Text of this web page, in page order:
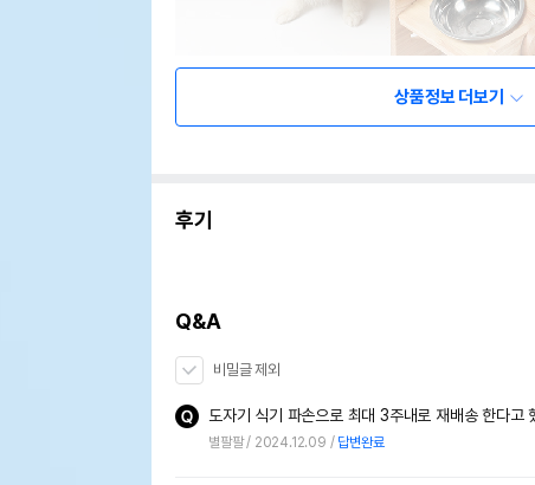
상품정보 더보기
후기
Q&A
비밀글 제외
별팔팔 2024.12.09 답변완료